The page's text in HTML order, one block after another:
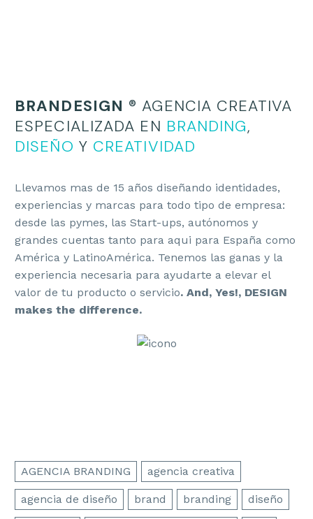
BRANDESIGN ® AGENCIA CREATIVA
ESPECIALIZADA EN BRANDING,
DISEÑO Y CREATIVIDAD
Llevamos mas de 15 años diseñando identidades,
experiencias y marcas para todo tipo de empresa:
desde las pymes, las Start-ups, autónomos y
grandes cuentas tanto para aqui para España como
América y LatinoAmérica. Tenemos las ganas y la
experiencia necesaria para ayudarte a elevar el
valor de tu producto o servicio. And, Yes!, DESIGN
makes the difference.
AGENCIA BRANDING agencia creativa
agencia de diseño brand branding diseño